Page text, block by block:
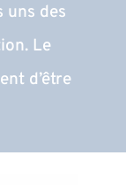
uns des
Le
d’être